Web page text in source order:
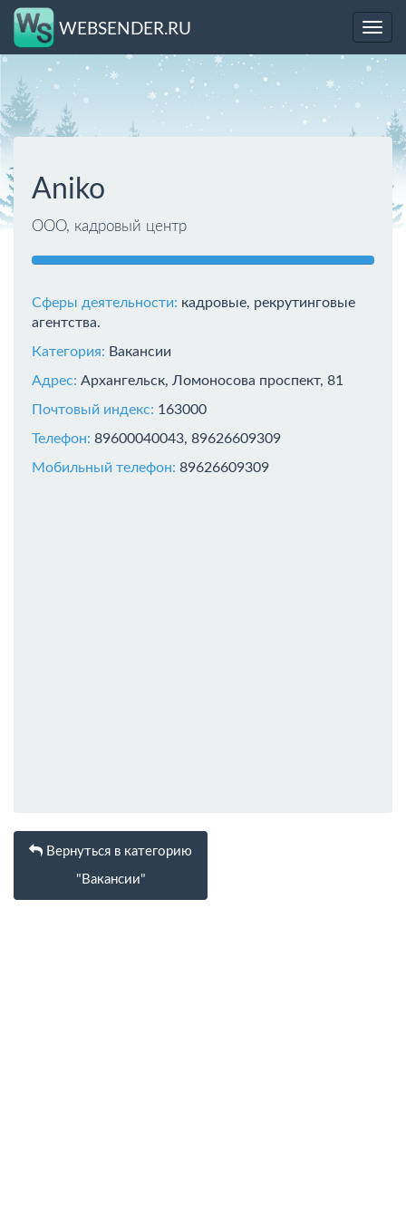
WEBSENDER.RU
Aniko
ООО, кадровый центр
Сферы деятельности: кадровые, рекрутинговые
агентства.
Категория: Вакансии
Адрес: Архангельск, Ломоносова проспект, 81
Почтовый индекс: 163000
Телефон: 89600040043, 89626609309
Мобильный телефон: 89626609309
Вернуться в категорию
"Вакансии"